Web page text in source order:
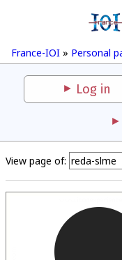
France-IOI » Personal
Log in
View page of: